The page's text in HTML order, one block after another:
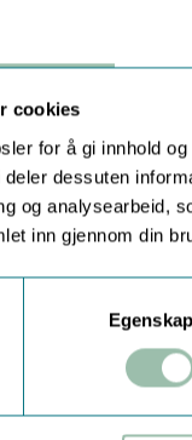
cookies
for å gi innhold
dessuten
og analysearbeid,
inn gjennom din